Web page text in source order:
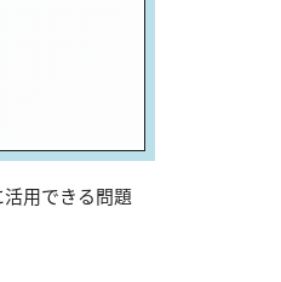
用できる問題